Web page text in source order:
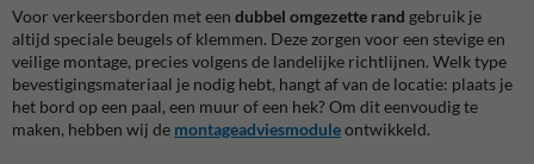
Voor verkeersborden met een dubbel omgezette rand gebruik je
altijd speciale beugels of klemmen. Deze zorgen voor een stevige en
veilige montage, precies volgens de landelijke richtlijnen. Welk type
bevestigingsmateriaal je nodig hebt, hangt af van de locatie: plaats je
het bord op een paal, een muur of een hek? Om dit eenvoudig te
maken, hebben wij de montageadviesmoduleontwikkeld.